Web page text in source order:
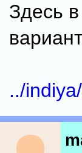
Здесь
../